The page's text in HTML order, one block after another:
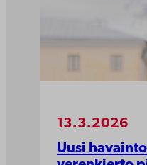
13.3.2026
Uusi